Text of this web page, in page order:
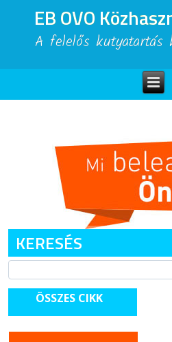
EB OVO
A felelős kutyatartás
KERESÉS
ÖSSZES CIKK